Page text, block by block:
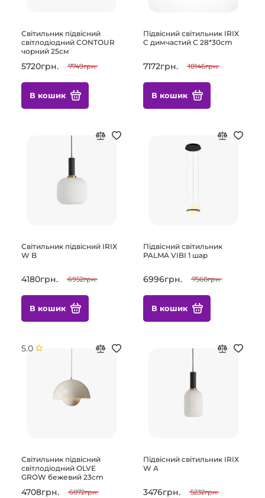
Світильник підвісний
світлодіодний CONTOUR
чорний 25см
5720грн. 7749грн.
В кошик
Підвісний світильник IRIX
C димчастий С 28*30cm
7172грн. 10146грн.
В кошик
Світильник підвісний IRIX
W B
4180грн. 6952грн.
В кошик
Підвісний світильник
PALMA VIBI 1 шар
6996грн. 7568грн.
В кошик
5.0
Світильник підвісний
світлодіодний OLVE
GROW бежевий 23cm
4708грн. 6072грн.
Підвісний світильник IRIX
W A
3476грн. 5232грн.